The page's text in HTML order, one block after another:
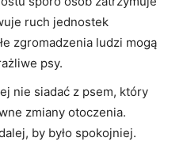
ruch jednostek
zgromadzenia ludzi mogą
psy.
nie siadać z psem, który
zmiany otoczenia.
by było spokojniej.